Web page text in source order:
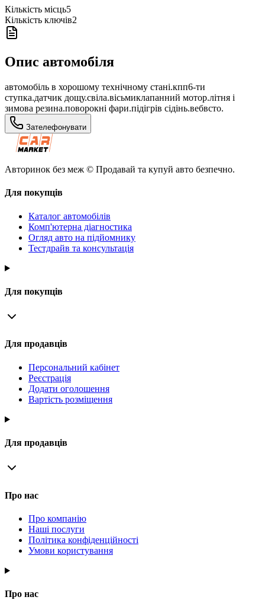
Кількість місць5
Кількість ключів2
Опис автомобіля
автомобіль в хорошому технічному стані.кпп6-ти
ступка.датчик дощу.свіла.вісьмиклапанний мотор.літня і
зимова резина.поворокні фари.підігрів сідінь.вебвсто.
Зателефонувати
Авторинок без меж © Продавай та купуй авто безпечно.
Для покупців
Каталог автомобілів
Комп'ютерна діагностика
Огляд авто на підйомнику
Тестдрайв та консультація
Для покупців
Для продавців
Персональний кабінет
Реєстрація
Додати оголошення
Вартість розміщення
Для продавців
Про нас
Про компанію
Наші послуги
Політика конфіденційності
Умови користування
Про нас